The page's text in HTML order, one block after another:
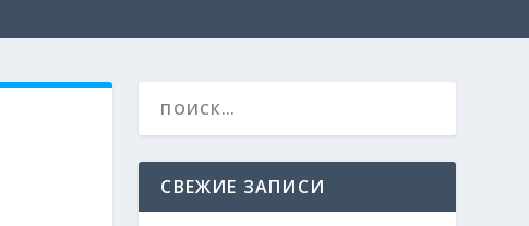
СВЕЖИЕ ЗАПИСИ